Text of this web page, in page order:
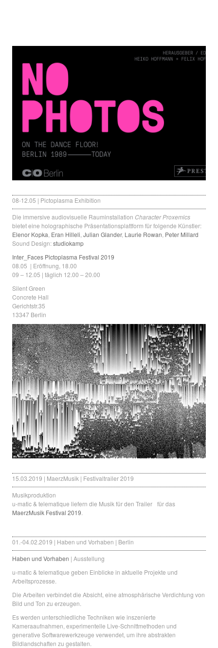
08-12.05 | Pictoplasma Exhibition
Die immersive audiovisuelle Rauminstallation Character Proxemics
bietet eine holographische Präsentationsplattform für folgende Künstler:
Elenor Kopka Eran Hilleli Julian Glander, Laurie Rowan Peter Millard
Sound Design:studiokamp
Inter_Faces Pictoplasma Festival 2019
08.05 | Eröffnung, 18.00
09 – 12.05 | täglich 12.00 – 20.00
Silent Green
Concrete Hall
Gerichtstr.35
13347 Berlin
15.03.2019 | MaerzMusik | Festivaltrailer 2019
Musikproduktion
u-matic & telematique liefern die Musik für den Trailer für das
MaerzMusik Festival 2019
01.-04.02.2019 | Haben und Vorhaben | Berlin
Haben und Vorhaben | Ausstellung
u-matic & telematique geben Einblicke in aktuelle Projekte und
Arbeitsprozesse.
Die Arbeiten verbindet die Absicht, eine atmosphärische Verdichtung von
Bild und Ton zu erzeugen.
Es werden unterschiedliche Techniken wie inszenierte
Kameraaufnahmen, experimentelle Live-Schnittmethoden und
generative Softwarewerkzeuge verwendet, um ihre abstrakten
Bildlandschaften zu gestalten.